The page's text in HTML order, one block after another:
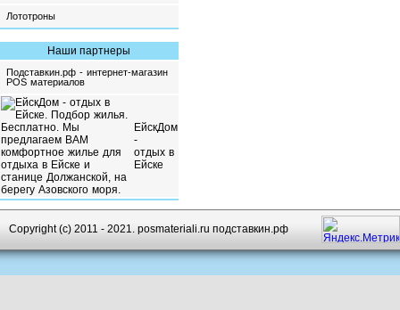
Лототроны
Наши партнеры
Подставкин.рф - интернет-магазин
POS материалов
ЕйскДом
-
отдых в
Ейске
Copyright (c) 2011 - 2021. posmateriali.ru подставкин.рф